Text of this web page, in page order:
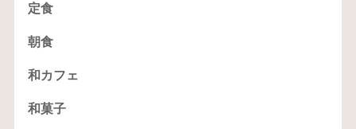
定食
朝食
和カフェ
和菓子